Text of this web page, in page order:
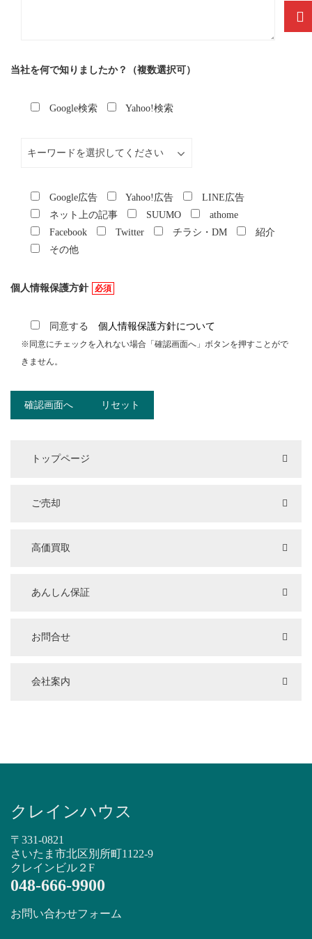
当社を何で知りましたか？（複数選択可）
Google検索 Yahoo!検索
Google広告 Yahoo!広告
LINE広告
ネット上の記事
SUUMO
athome
Facebook
Twitter チラシ・DM
紹介
その他
個人情報保護方針 必須
同意する 個人情報保護方針について
※同意にチェックを入れない場合「確認画面へ」ボタンを押すことがで
きません。
トップページ
ご売却
高価買取
あんしん保証
お問合せ
会社案内
クレインハウス
〒331-0821
さいたま市北区別所町1122-9
クレインビル２F
048-666-9900
お問い合わせフォーム